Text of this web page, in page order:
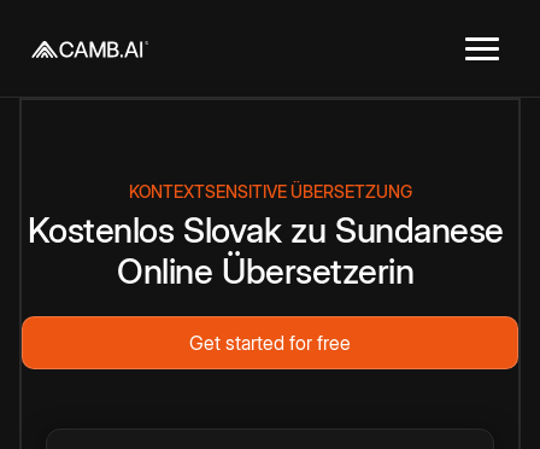
KONTEXTSENSITIVE ÜBERSETZUNG
Kostenlos Slovak zu Sundanese
Online Übersetzerin
Get started for free